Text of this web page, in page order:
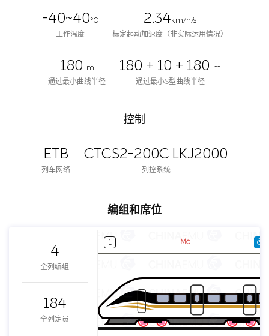
-40~40℃
工作温度
2.34km/h/s
标定起动加速度（非实际运用情况）
180 m
通过最小曲线半径
180 + 10 + 180 m
通过最小S型曲线半径
控制
ETB
列车网络
CTCS2-200C LKJ2000
列控系统
编组和席位
4
全列编组
184
全列定员
1 Mc